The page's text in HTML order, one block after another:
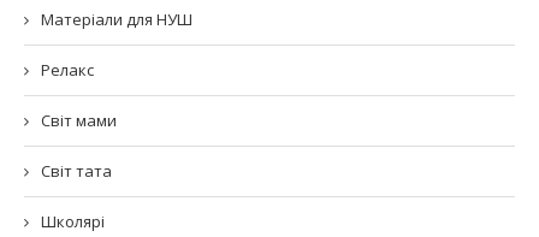
Матеріали для НУШ
Релакс
Світ мами
Світ тата
Школярі